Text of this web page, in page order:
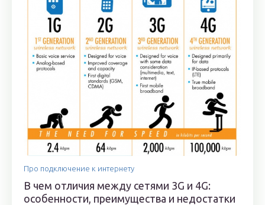
Про подключение к интернету
В чем отличия между сетями 3G и 4G:
особенности, преимущества и недостатки